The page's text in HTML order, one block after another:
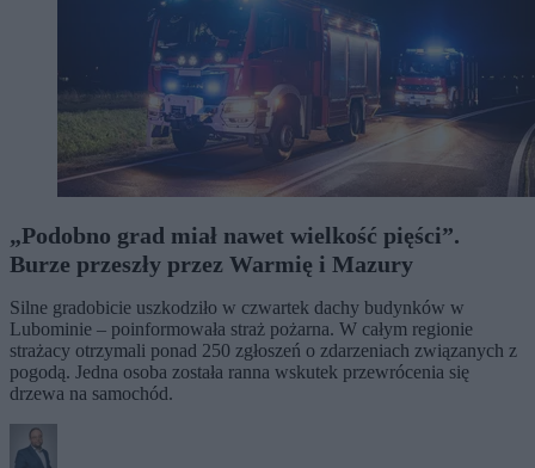
„Podobno grad miał nawet wielkość pięści”.
Burze przeszły przez Warmię i Mazury
Silne gradobicie uszkodziło w czwartek dachy budynków w
Lubominie – poinformowała straż pożarna. W całym regionie
strażacy otrzymali ponad 250 zgłoszeń o zdarzeniach związanych z
pogodą. Jedna osoba została ranna wskutek przewrócenia się
drzewa na samochód.